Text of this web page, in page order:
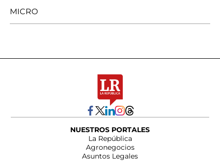
MICRO
NUESTROS PORTALES
La República
Agronegocios
Asuntos Legales